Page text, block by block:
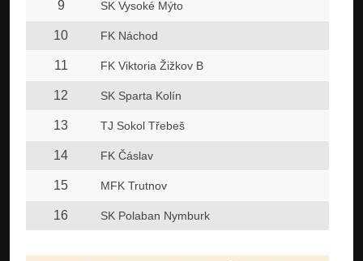
9 SK Vysoké Mýto
10 FK Náchod
11 FK Viktoria Žižkov B
12 SK Sparta Kolín
13 TJ Sokol Třebeš
14 FK Čáslav
15 MFK Trutnov
16 SK Polaban Nymburk